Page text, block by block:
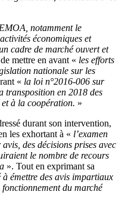
notamment le
économiques et
cadre de marché ouvert et
mettre en avant « les efforts
nationale sur les
« la loi n°2016-006 sur
transposition en 2018 des
à la coopération. »
durant son intervention,
les exhortant à « l’examen
des décisions prises avec
le nombre de recours
». Tout en exprimant sa
émettre des avis impartiaux
du marché